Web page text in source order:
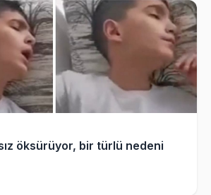
öksürüyor, bir türlü nedeni